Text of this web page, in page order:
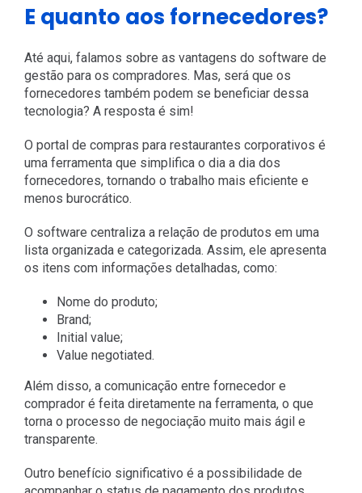
E quanto aos fornecedores?
Até aqui, falamos sobre as vantagens do software de
gestão para os compradores. Mas, será que os
fornecedores também podem se beneficiar dessa
tecnologia? A resposta é sim!
O portal de compras para restaurantes corporativos é
uma ferramenta que simplifica o dia a dia dos
fornecedores, tornando o trabalho mais eficiente e
menos burocrático.
O software centraliza a relação de produtos em uma
lista organizada e categorizada. Assim, ele apresenta
os itens com informações detalhadas, como:
Nome do produto;
Brand;
Initial value;
Value negotiated.
Além disso, a comunicação entre fornecedor e
comprador é feita diretamente na ferramenta, o que
torna o processo de negociação muito mais ágil e
transparente.
Outro benefício significativo é a possibilidade de